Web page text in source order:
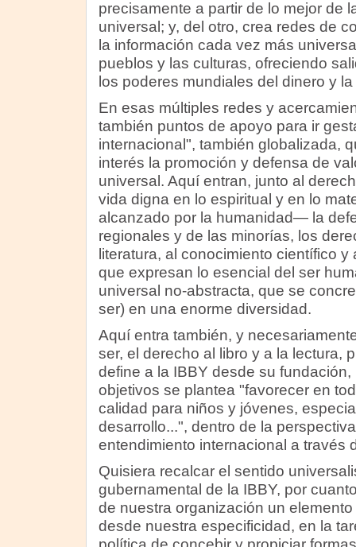
precisamente a partir de lo mejor de
universal; y, del otro, crea redes de
la información cada vez más
pueblos y las culturas, ofreciendo
los poderes mundiales del dinero y
En esas múltiples redes y
también puntos de apoyo para ir
internacional", también globalizada,
interés la promoción y defensa de
universal. Aquí entran, junto al
vida digna en lo espiritual y en lo
alcanzado por la humanidad— la
regionales y de las minorías, los
literatura, al conocimiento científico
que expresan lo esencial del ser
universal no-abstracta, que se
ser) en una enorme diversidad.
Aquí entra también, y
ser, el derecho al libro y a la lectura,
define a la IBBY desde su
objetivos se plantea "favorecer en
calidad para niños y jóvenes,
desarrollo...", dentro de la
entendimiento internacional a través
Quisiera recalcar el sentido
gubernamental de la IBBY, por
de nuestra organización un
desde nuestra especificidad, en la